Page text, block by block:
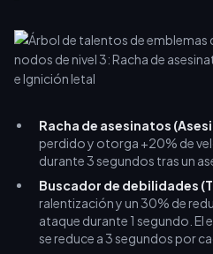
Racha de asesinatos
perdido y otorga +20% de
durante 3 segundos tras un
Buscador de debilidades
ralentización y un 30% de
ataque durante 1 segundo. El
se reduce a 3 segundos por